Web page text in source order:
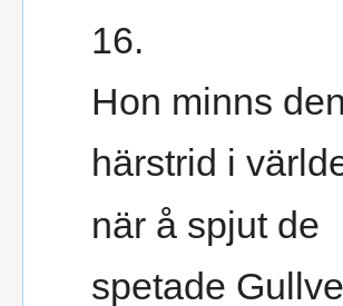
16.
Hon minns
härstrid i
när å spjut de
spetade